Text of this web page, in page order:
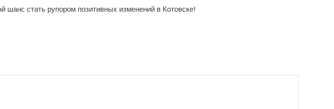
шанс стать рупором позитивных изменений в Котовске!